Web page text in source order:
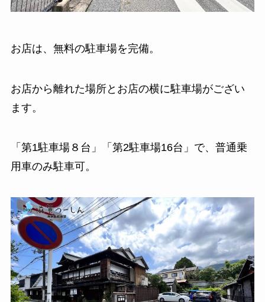
お店は、無料の駐車場を完備。
お店から離れた場所とお店の横に駐車場がござい
ます。
「第1駐車場８台」「第2駐車場16台」で、普通乗
用車のみ駐車可。